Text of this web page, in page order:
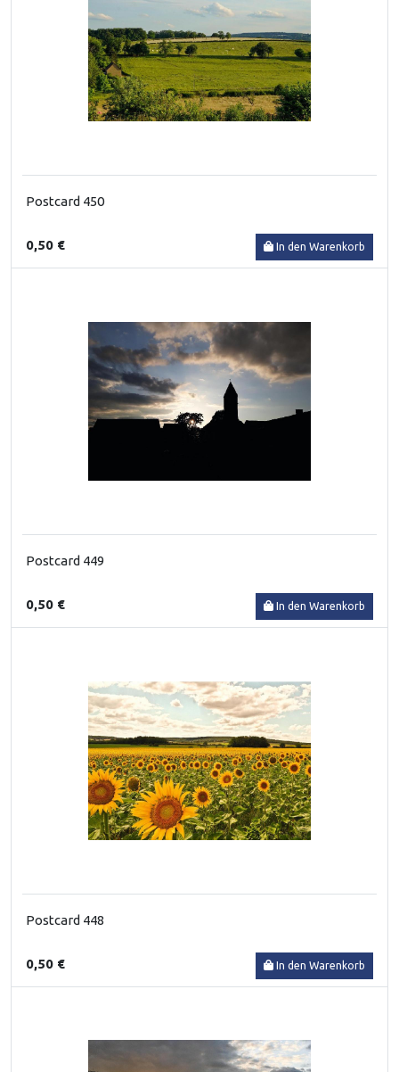
Postcard 450
0,50 € In den Warenkorb
Postcard 449
0,50 € In den Warenkorb
Postcard 448
0,50 € In den Warenkorb